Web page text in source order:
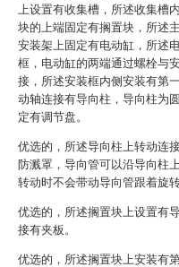
上设置有收集槽，所述收集槽
块的上端固定有搁置块，所述
安装架上固定有电动缸，所述
框，电动缸的两端通过螺栓与
接，所述安装框内侧安装有第
动轴连接有导向柱，导向柱为
定有调节盘。
优选的，所述导向柱上转动连
防溅罩，导向管可以沿导向柱
转动时不会带动导向管跟着旋转
优选的，所述搁置块上设置有
接有夹板。
优选的，所述搁置块上安装有